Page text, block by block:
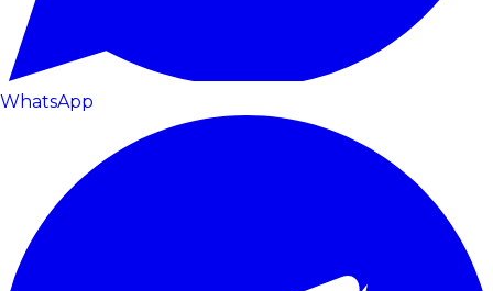
WhatsApp